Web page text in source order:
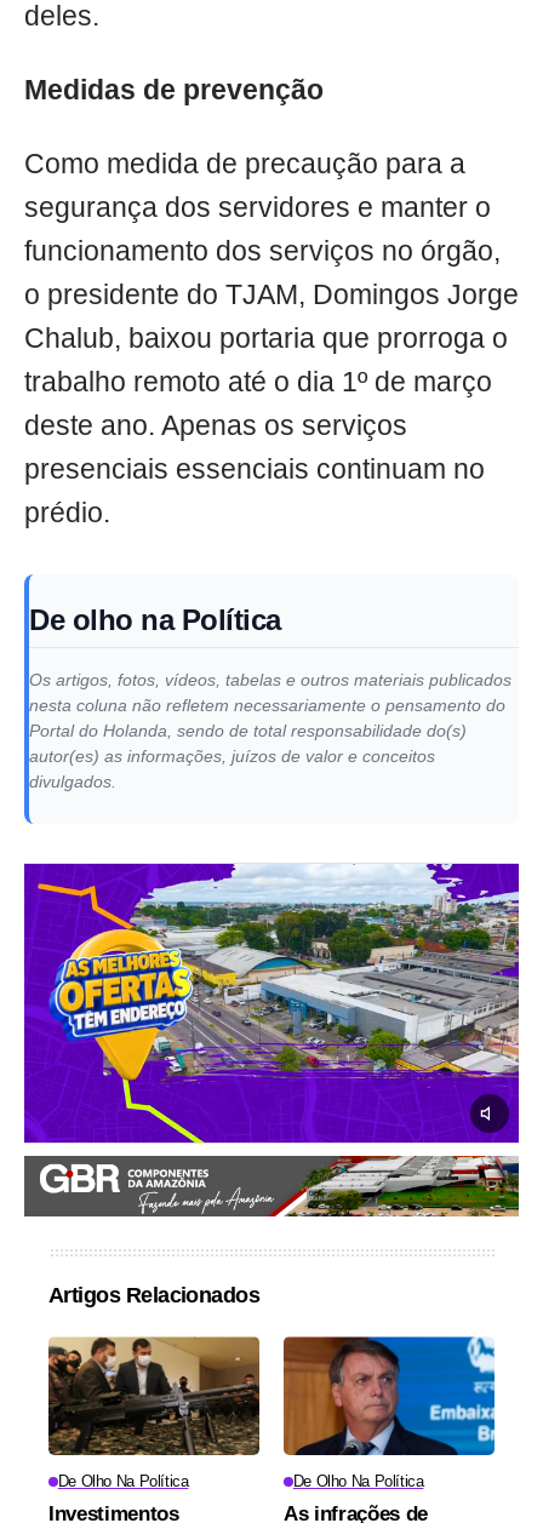
deles.
Medidas de prevenção
Como medida de precaução para a
segurança dos servidores e manter o
funcionamento dos serviços no órgão,
o presidente do TJAM, Domingos Jorge
Chalub, baixou portaria que prorroga o
trabalho remoto até o dia 1º de março
deste ano. Apenas os serviços
presenciais essenciais continuam no
prédio.
De olho na Política
Os artigos, fotos, vídeos, tabelas e outros materiais publicados
nesta coluna não refletem necessariamente o pensamento do
Portal do Holanda, sendo de total responsabilidade do(s)
autor(es) as informações, juízos de valor e conceitos
divulgados.
Artigos Relacionados
De Olho Na Política
Investimentos
De Olho Na Política
As infrações de